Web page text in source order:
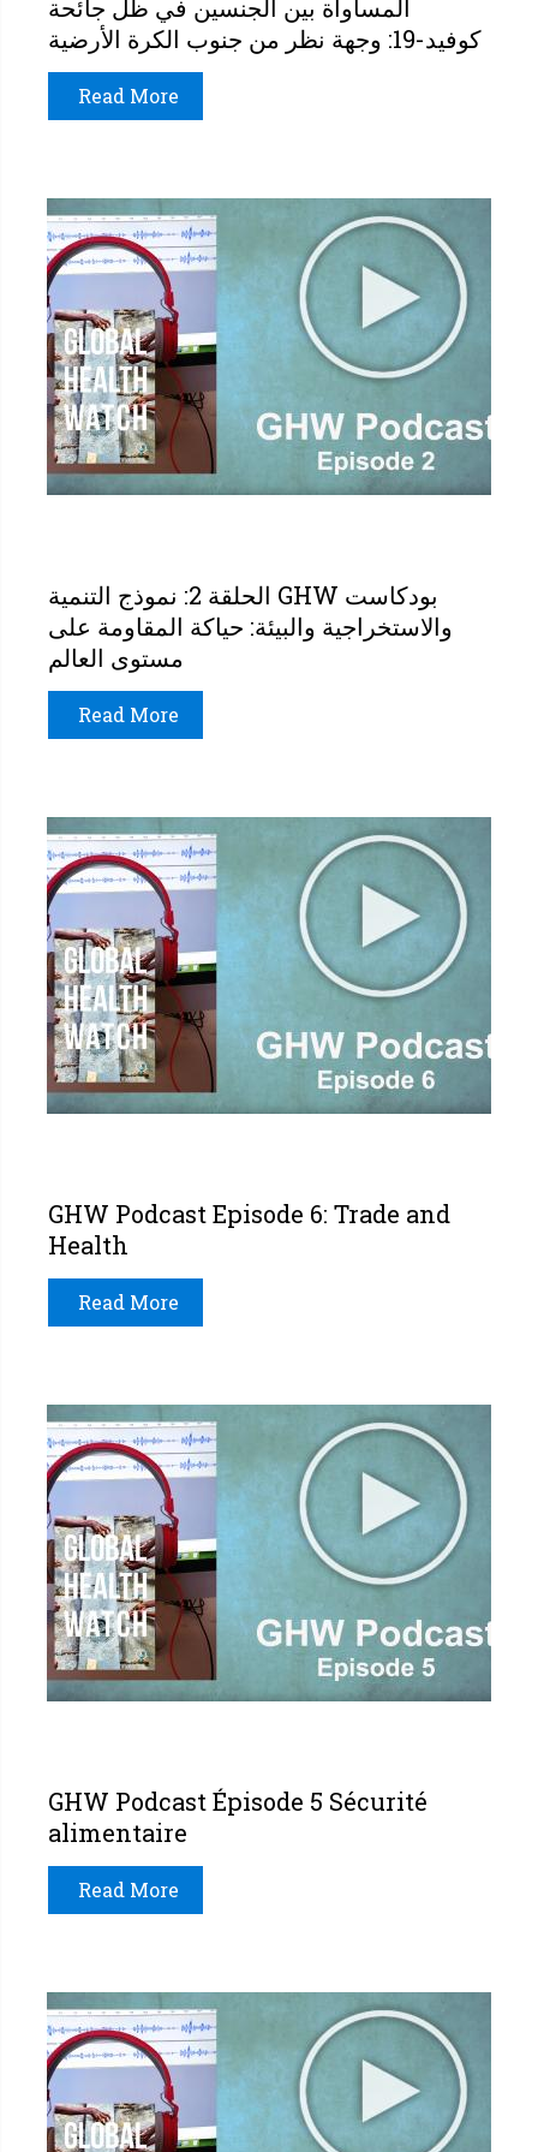
المساواة بين الجنسين في ظل جائحة
كوفيد-19: وجهة نظر من جنوب الكرة الأرضية
Read More
بودكاست GHW الحلقة 2: نموذج التنمية
والاستخراجية والبيئة: حياكة المقاومة على
مستوى العالم
Read More
GHW Podcast Episode 6: Trade and
Health
Read More
GHW Podcast Épisode 5 Sécurité
alimentaire
Read More